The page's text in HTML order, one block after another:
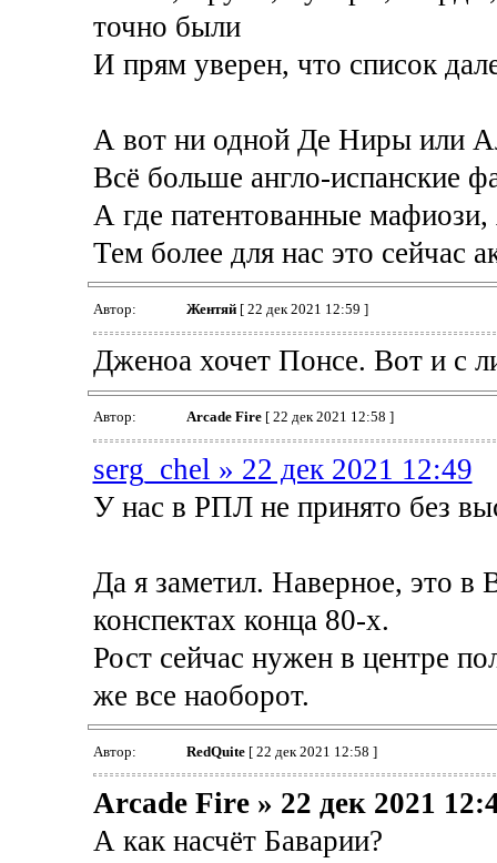
точно были
И прям уверен, что список
А вот ни одной Де Ниры или
Всё больше англо-испанские
А где патентованные
Тем более для нас это сейчас
Автор: Жентяй[ 22 дек 2021 12:59 ]
Дженоа хочет Понсе. Вот и с
Автор: Arcade Fire[ 22 дек 2021 12:58 ]
serg_chel » 22 дек 2021 12:49
У нас в РПЛ не принято без
Да я заметил. Наверное, это
конспектах конца 80-х.
Рост сейчас нужен в центре
же все наоборот.
Автор: RedQuite[ 22 дек 2021 12:58 ]
Arcade Fire » 22 дек 2021
А как насчёт Баварии?